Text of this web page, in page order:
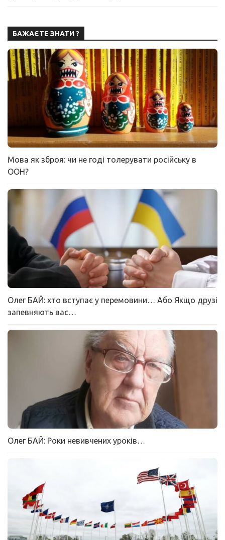
БАЖАЄТЕ ЗНАТИ ?
Мова як зброя: чи не годі толерувати російську в
ООН?
Олег БАЙ: хто вступає у перемовини… Або Якщо друзі
запевняють вас…
Олег БАЙ: Роки невивчених уроків…